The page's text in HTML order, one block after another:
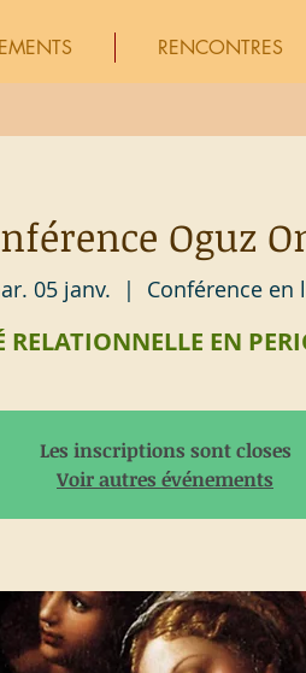
RENCONTRES
Oguz
05 janv.
  |
Conférence en
RELATIONNELLE EN
Les inscriptions sont closes
Voir autres événements